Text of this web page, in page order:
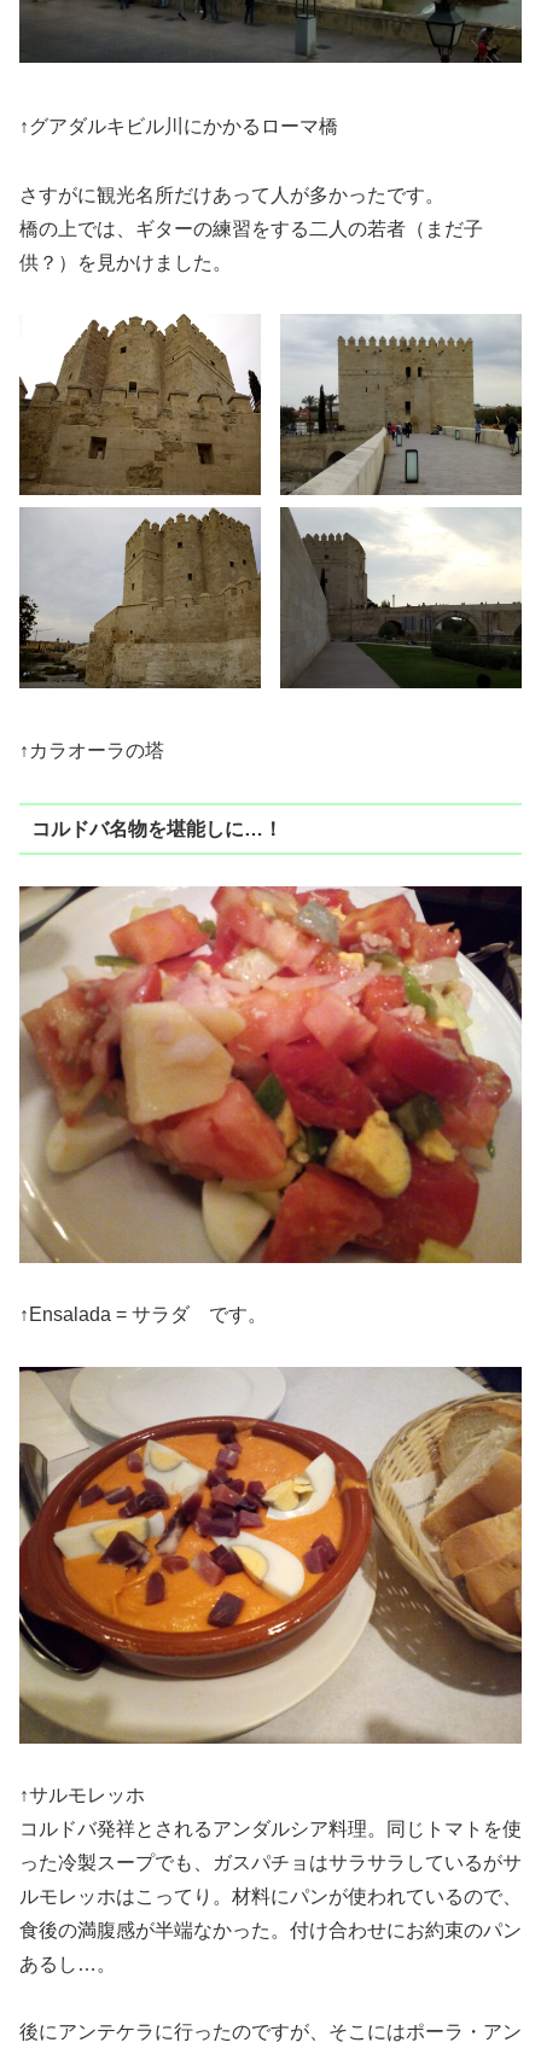
↑グアダルキビル川にかかるローマ橋
さすがに観光名所だけあって人が多かったです。
橋の上では、ギターの練習をする二人の若者（まだ子
供？）を見かけました。
↑カラオーラの塔
コルドバ名物を堪能しに…！
↑Ensalada = サラダ です。
↑サルモレッホ
コルドバ発祥とされるアンダルシア料理。同じトマトを使
った冷製スープでも、ガスパチョはサラサラしているがサ
ルモレッホはこってり。材料にパンが使われているので、
食後の満腹感が半端なかった。付け合わせにお約束のパン
あるし…。
後にアンテケラに行ったのですが、そこにはポーラ・アン